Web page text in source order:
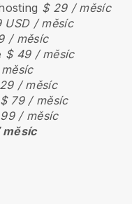
$ 29 / měsíc
USD / měsíc
/ měsíc
$ 49 / měsíc
/ měsíc
$ 79 / měsíc
/ měsíc
měsíc